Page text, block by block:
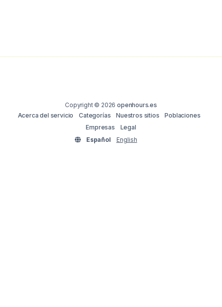
Copyright © 2026openhours.es
Acerca del servicio
Categorías Nuestros sitios
Poblaciones
Empresas
Legal
Español
English